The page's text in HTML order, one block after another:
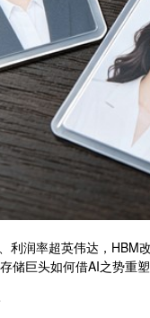
利润率超英伟达，HBM
储巨头如何借AI之势重